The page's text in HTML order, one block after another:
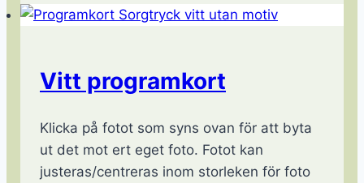
Vitt programkort
Klicka på fotot som syns ovan för att byta
ut det mot ert eget foto. Fotot kan
justeras/centreras inom storleken för foto